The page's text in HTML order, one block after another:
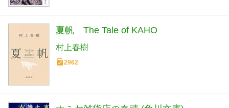
夏帆 The Tale of KAHO
村上春樹
2962